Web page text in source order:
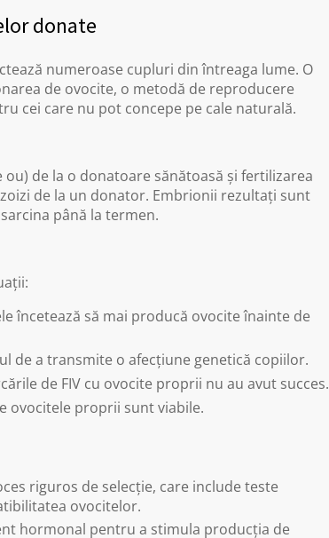
donate
numeroase cupluri din întreaga lume. O
de ovocite, o metodă de reproducere
cei care nu pot concepe pe cale naturală.
de la o donatoare sănătoasă și fertilizarea
de la un donator. Embrionii rezultați sunt
până la termen.
încetează să mai producă ovocite înainte de
de a transmite o afecțiune genetică copiilor.
de FIV cu ovocite proprii nu au avut succes.
ovocitele proprii sunt viabile.
riguros de selecție, care include teste
ovocitelor.
hormonal pentru a stimula producția de